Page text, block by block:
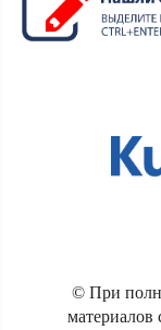
© При
материалов